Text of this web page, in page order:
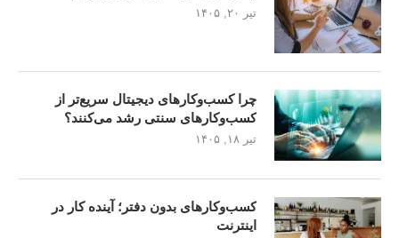
تیر ۲۰, ۱۴۰۵
چرا کسب‌وکارهای دیجیتال سریع‌تر از
کسب‌وکارهای سنتی رشد می‌کنند؟
تیر ۱۸, ۱۴۰۵
کسب‌وکارهای بدون دفتر؛ آینده کار در
اینترنت